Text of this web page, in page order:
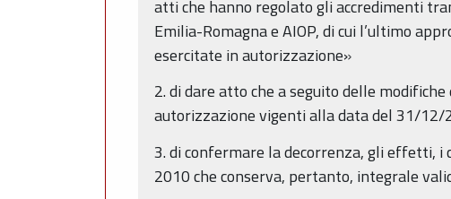
atti che hanno regolato gli accredimenti
Emilia-Romagna e AIOP, di cui l’ultimo
esercitate in autorizzazione»
2. di dare atto che a seguito delle
autorizzazione vigenti alla data del 31/12/
3. di confermare la decorrenza, gli effetti,
2010 che conserva, pertanto, integrale